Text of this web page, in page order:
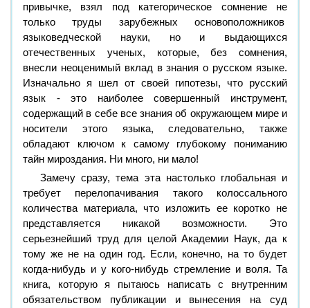
привычке, взял под категорическое сомнение не
только труды зарубежных основоположников
языковедческой науки, но и выдающихся
отечественных ученых, которые, без сомнения,
внесли неоценимый вклад в знания о русском языке.
Изначально я шел от своей гипотезы, что русский
язык - это наиболее совершенный инструмент,
содержащий в себе все знания об окружающем мире и
носители этого языка, следовательно, также
обладают ключом к самому глубокому пониманию
тайн мироздания. Ни много, ни мало!
Замечу сразу, тема эта настолько глобальная и
требует перелопачивания такого колоссального
количества материала, что изложить ее коротко не
представляется никакой возможности. Это
серьезнейший труд для целой Академии Наук, да к
тому же не на один год. Если, конечно, на то будет
когда-нибудь и у кого-нибудь стремление и воля. Та
книга, которую я пытаюсь написать с внутренним
обязательством публикации и вынесения на суд